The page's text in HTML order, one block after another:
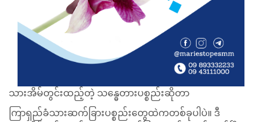
သားအိမ်တွင်းထည့်တဲ့ သန္ဓေတားပစ္စည်းဆိုတာ
ကြာရှည်ခံသားဆက်ခြားပစ္စည်းတွေထဲကတစ်ခုပါပဲ။ ဒီ